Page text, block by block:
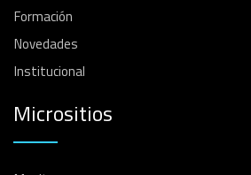
Formación
Novedades
Institucional
Micrositios